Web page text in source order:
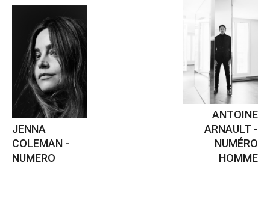
JENNA
COLEMAN -
NUMERO
ANTOINE
ARNAULT -
NUMÉRO
HOMME